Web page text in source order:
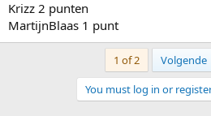
Krizz 2 punten
MartijnBlaas 1 punt
1 of 2 Volgende
You must log in or